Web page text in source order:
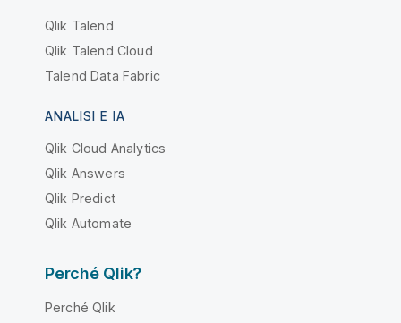
Qlik Talend
Qlik Talend Cloud
Talend Data Fabric
ANALISI E IA
Qlik Cloud Analytics
Qlik Answers
Qlik Predict
Qlik Automate
Perché Qlik?
Perché Qlik